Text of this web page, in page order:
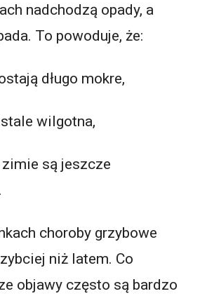
nadchodzą opady, a
To powoduje, że:
długo mokre,
wilgotna,
są jeszcze
choroby grzybowe
niż latem. Co
objawy często są bardzo